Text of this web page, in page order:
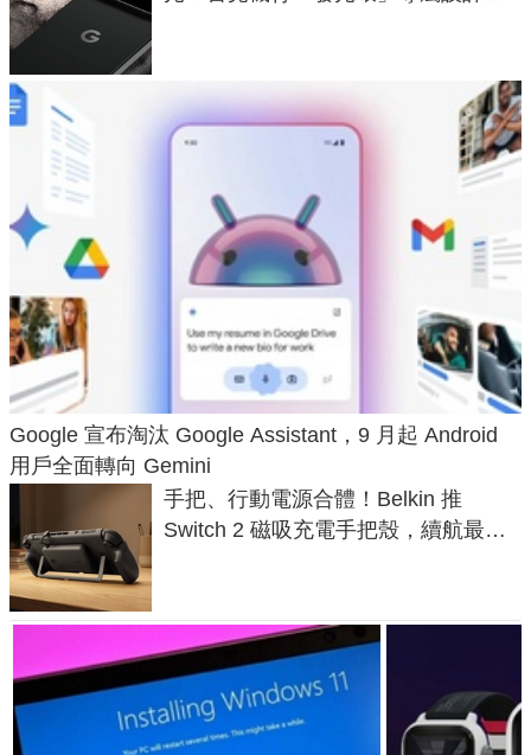
Google 宣布淘汰 Google Assistant，9 月起 Android
用戶全面轉向 Gemini
手把、行動電源合體！Belkin 推
Switch 2 磁吸充電手把殼，續航最高